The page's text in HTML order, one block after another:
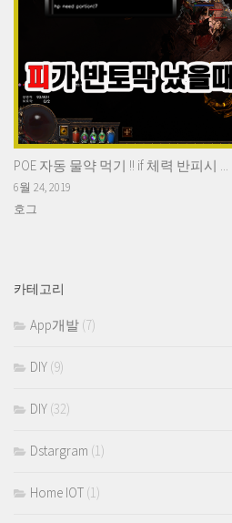
POE 자동 물약 먹기 !! if 체력 반피시 ...
6월 24, 2019
호그
카테고리
App개발 (7)
DIY (9)
DIY (32)
Dstargram (1)
Home IOT (1)